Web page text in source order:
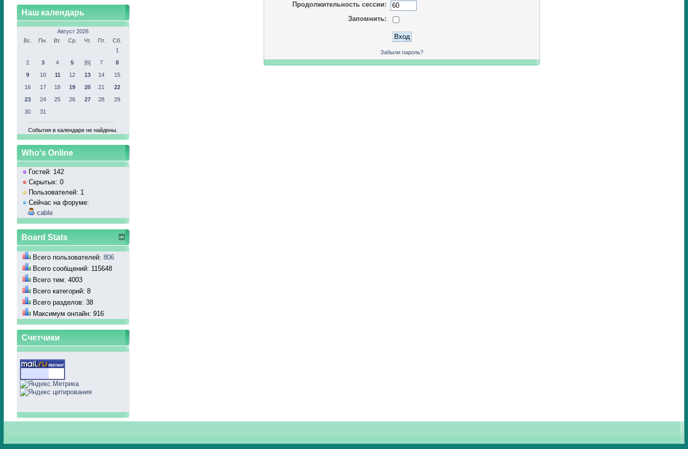
Наш календарь
Август 2026
Вс.
Пн. Вт. Ср. Чт. Пт.
Сб.
1
2
3 4 5 [6] 7
8
9
10 11 12 13 14
15
16
17 18 19 20 21
22
23
24 25 26 27 28
29
30
31
События в календаре не найдены.
Who's Online
Гостей: 142
Скрытых: 0
Пользователей: 1
Сейчас на форуме:
cable
Board Stats
Всего пользователей:806
Всего сообщений: 115648
Всего тем: 4003
Всего категорий: 8
Всего разделов: 38
Максимум онлайн: 916
Счетчики
Продолжительность сессии:
Запомнить:
Забыли пароль?